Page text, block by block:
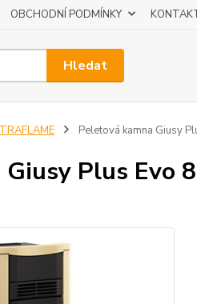
OBCHODNÍ PODMÍNKY
Hledat
Peletová kamna Giusy
Plus Evo